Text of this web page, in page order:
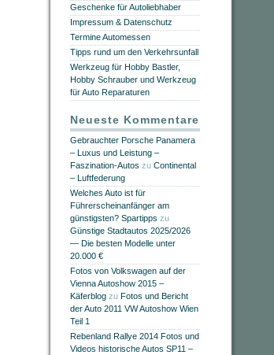
Geschenke für Autoliebhaber
Impressum & Datenschutz
Termine Automessen
Tipps rund um den Verkehrsunfall
Werkzeug für Hobby Bastler,
Hobby Schrauber und Werkzeug
für Auto Reparaturen
Neueste Kommentare
Gebrauchter Porsche Panamera
– Luxus und Leistung –
Faszination-Autos zu Continental
– Luftfederung
Welches Auto ist für
Führerscheinanfänger am
günstigsten? Spartipps zu
Günstige Stadtautos 2025/2026
— Die besten Modelle unter
20.000 €
Fotos von Volkswagen auf der
Vienna Autoshow 2015 –
Käferblog zu Fotos und Bericht
der Auto 2011 VW Autoshow Wien
Teil 1
Rebenland Rallye 2014 Fotos und
Videos historische Autos SP11 –